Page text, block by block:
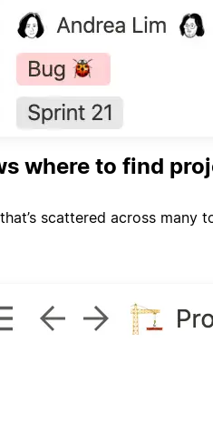
where to find
scattered across many